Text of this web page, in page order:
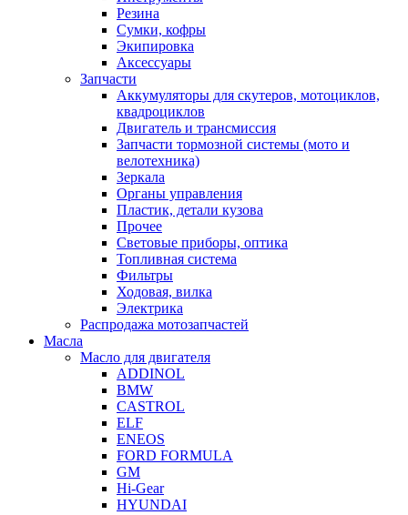
Резина
Сумки, кофры
Экипировка
Аксессуары
Запчасти
Аккумуляторы для скутеров, мотоциклов,
квадроциклов
Двигатель и трансмиссия
Запчасти тормозной системы (мото и
велотехника)
Зеркала
Органы управления
Пластик, детали кузова
Прочее
Световые приборы, оптика
Топливная система
Фильтры
Ходовая, вилка
Электрика
Распродажа мотозапчастей
Масла
Масло для двигателя
ADDINOL
BMW
CASTROL
ELF
ENEOS
FORD FORMULA
GM
Hi-Gear
HYUNDAI